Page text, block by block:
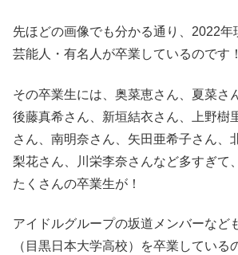
先ほどの画像でも分かる通り、2022
芸能人・有名人が卒業しているのです！
その卒業生には、奥菜恵さん、夏菜さ
後藤真希さん、新垣結衣さん、上野樹
さん、南明奈さん、矢田亜希子さん、
梨花さん、川栄李奈さんなど多すぎて
たくさんの卒業生が！
アイドルグループの坂道メンバーなど
（目黒日本大学高校）を卒業している